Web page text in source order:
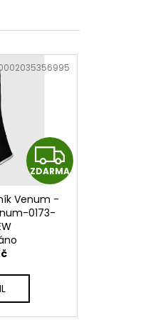
Z
D
ZDARMA
Venum -
0173-